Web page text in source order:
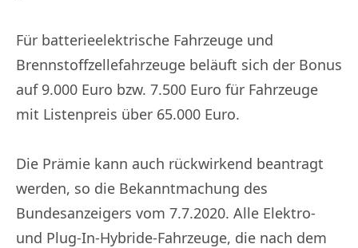
Für batterieelektrische Fahrzeuge und
Brennstoffzellefahrzeuge beläuft sich der Bonus
auf 9.000 Euro bzw. 7.500 Euro für Fahrzeuge
mit Listenpreis über 65.000 Euro.
Die Prämie kann auch rückwirkend beantragt
werden, so die Bekanntmachung des
Bundesanzeigers vom 7.7.2020. Alle Elektro-
und Plug-In-Hybride-Fahrzeuge, die nach dem